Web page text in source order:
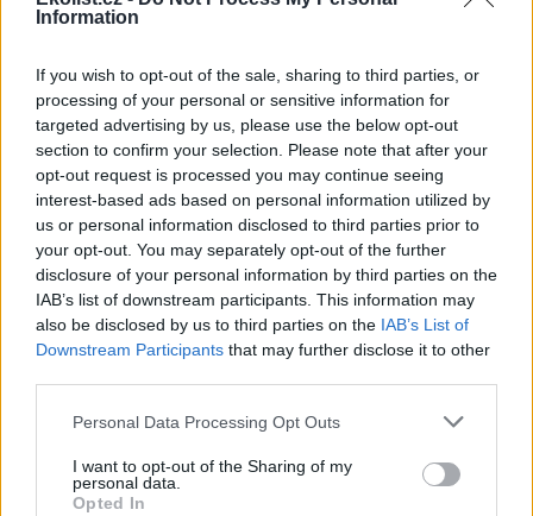
Information
If you wish to opt-out of the sale, sharing to third parties, or
processing of your personal or sensitive information for
targeted advertising by us, please use the below opt-out
section to confirm your selection. Please note that after your
opt-out request is processed you may continue seeing
interest-based ads based on personal information utilized by
us or personal information disclosed to third parties prior to
your opt-out. You may separately opt-out of the further
disclosure of your personal information by third parties on the
IAB’s list of downstream participants. This information may
also be disclosed by us to third parties on the IAB’s List of
Downstream Participants that may further disclose it to other
Personal Data Processing Opt Outs
I want to opt-out of the Sharing of my
personal data.
Opted In
Řada lamp se správným směrováním.
Foto: Jan Kondziolka/www.ian.cz
první řadě chci podotknout, že jsem poslední člověk, který
by chtěl podobný projekt kritizovat, a myslím, že na Severní
Moravě je nových pracovních míst potřeba jako sůl.
Bohužel tento způsob výstavby, resp. osvětlení zdá se být
poněkud nešťastný. Areál o rozloze sotva kilometr čtvereční
vydává do širokého okolí záři zvící statisícového města. Za
všechno mohou lampy nasvětlující jednotlivé průmyslové
haly. Nevím, zda mají sloužit jako prevence proti zlodějům,
jejich provedení však nasvědčuje tomu, že firmy se obávají
Sečteno a podtrženo, Průmyslový park Kopřivnice je přímo
čítankovým příkladem toho, jak kilowatty elektřiny bez
užitku tečou do všech směrů, ačkoli by mohly svítit pouze
tam, kam je potřeba. Zejména v soukromém sektoru, ve
kterém by měla vládnout tvrdá, racionální ruka trhu, mě to